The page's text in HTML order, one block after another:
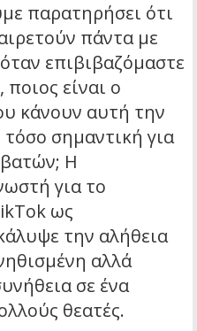
παρατηρήσει ότι
πάντα με
επιβιβαζόμαστε
είναι ο
κάνουν αυτή την
τόσο σημαντική για
Η
για το
ως
την αλήθεια
αλλά
σε ένα
θεατές.